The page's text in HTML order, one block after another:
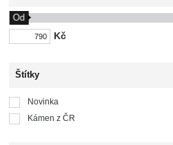
Kč
Od
Štítky
Novinka
Kámen z ČR